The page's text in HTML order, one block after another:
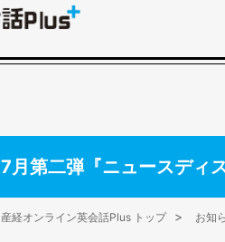
7月第二弾『ニュースディ
産経オンライン英会話Plus トップ お知